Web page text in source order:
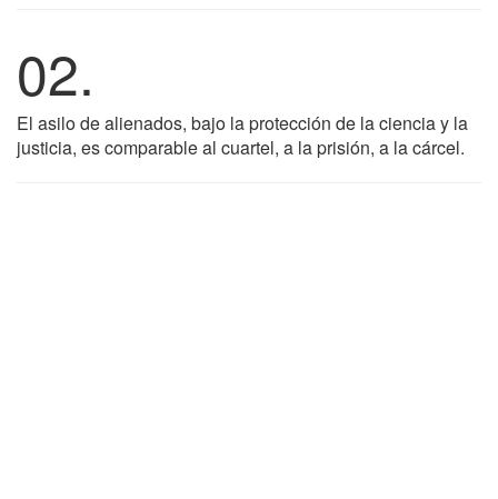
02.
El asilo de alienados, bajo la protección de la ciencia y la
justicia, es comparable al cuartel, a la prisión, a la cárcel.